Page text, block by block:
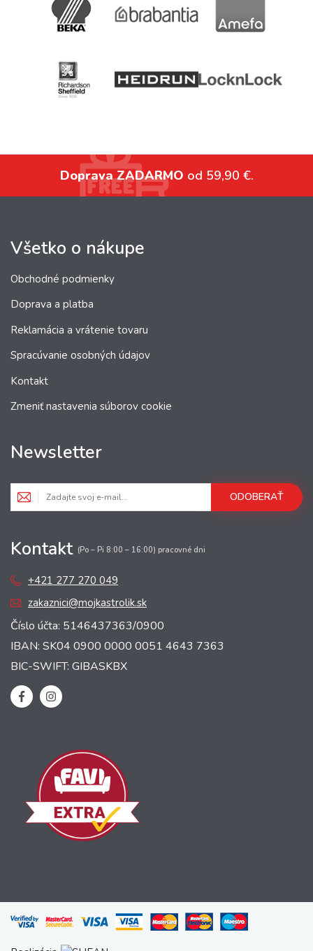
Doprava ZADARMO od 59,90 €.
Všetko o nákupe
Obchodné podmienky
Doprava a platba
Reklamácia a vrátenie tovaru
Spracúvanie osobných údajov
Kontakt
Zmeniť nastavenia súborov cookie
Newsletter
ODOBERAŤ
Kontakt (Po – Pi 8:00 – 16:00) pracovné dni
+421 277 270 049
zakaznici@mojkastrolik.sk
Číslo účta: 5146437363/0900
IBAN: SK04 0900 0000 0051 4643 7363
BIC-SWIFT: GIBASKBX